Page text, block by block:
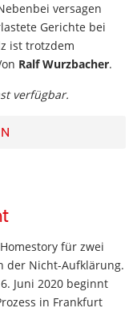
versagen
Gerichte bei
ist trotzdem
Ralf Wurzbacher.
verfügbar.
für zwei
der Nicht-Aufklärung.
Juni 2020 beginnt
in Frankfurt